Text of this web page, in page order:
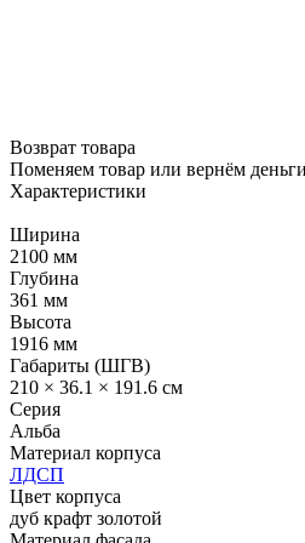
Возврат товара
Поменяем товар или вернём
Характеристики
Ширина
2100 мм
Глубина
361 мм
Высота
1916 мм
Габариты (ШГВ)
210 × 36.1 × 191.6 см
Серия
Альба
Материал корпуса
ЛДСП
Цвет корпуса
дуб крафт золотой